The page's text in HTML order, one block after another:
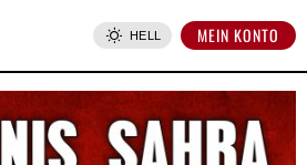
HELL MEIN KONTO